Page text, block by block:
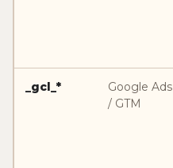
_gcl_*
Google Ads
/ GTM